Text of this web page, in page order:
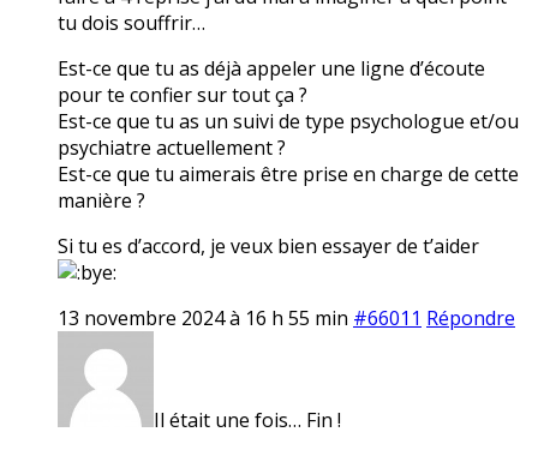
tu dois souffrir…
Est-ce que tu as déjà appeler une ligne d’écoute
pour te confier sur tout ça ?
Est-ce que tu as un suivi de type psychologue et/ou
psychiatre actuellement ?
Est-ce que tu aimerais être prise en charge de cette
manière ?
Si tu es d’accord, je veux bien essayer de t’aider
13 novembre 2024 à 16 h 55 min #66011 Répondre
Il était une fois… Fin !